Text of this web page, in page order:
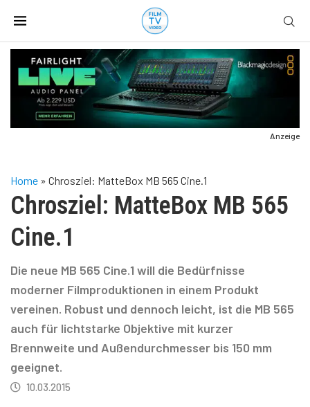
Anzeige
Home » Chrosziel: MatteBox MB 565 Cine.1
Chrosziel: MatteBox MB 565
Cine.1
Die neue MB 565 Cine.1 will die Bedürfnisse
moderner Filmproduktionen in einem Produkt
vereinen. Robust und dennoch leicht, ist die MB 565
auch für lichtstarke Objektive mit kurzer
Brennweite und Außendurchmesser bis 150 mm
geeignet.
10.03.2015